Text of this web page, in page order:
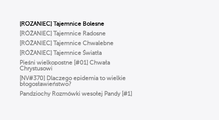
[RÓŻANIEC] Tajemnice Bolesne
[RÓŻANIEC] Tajemnice Radosne
[RÓŻANIEC] Tajemnice Chwalebne
[RÓŻANIEC] Tajemnice Światła
Pieśni wielkopostne [#01] Chwała
Chrystusowi
[NV#370] Dlaczego epidemia to wielkie
błogosławieństwo?
Pandziochy Rozmówki wesołej Pandy [#1]